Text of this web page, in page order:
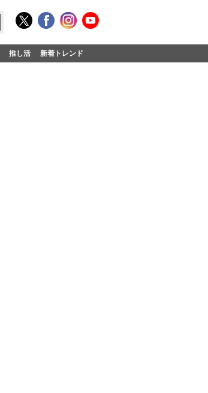
推し活 新着トレンド